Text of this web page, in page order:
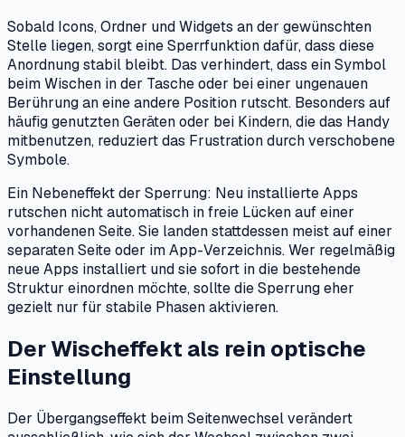
Sobald Icons, Ordner und Widgets an der gewünschten
Stelle liegen, sorgt eine Sperrfunktion dafür, dass diese
Anordnung stabil bleibt. Das verhindert, dass ein Symbol
beim Wischen in der Tasche oder bei einer ungenauen
Berührung an eine andere Position rutscht. Besonders auf
häufig genutzten Geräten oder bei Kindern, die das Handy
mitbenutzen, reduziert das Frustration durch verschobene
Symbole.
Ein Nebeneffekt der Sperrung: Neu installierte Apps
rutschen nicht automatisch in freie Lücken auf einer
vorhandenen Seite. Sie landen stattdessen meist auf einer
separaten Seite oder im App-Verzeichnis. Wer regelmäßig
neue Apps installiert und sie sofort in die bestehende
Struktur einordnen möchte, sollte die Sperrung eher
gezielt nur für stabile Phasen aktivieren.
Der Wischeffekt als rein optische
Einstellung
Der Übergangseffekt beim Seitenwechsel verändert